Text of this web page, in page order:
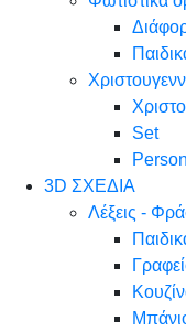
Set
3D ΣΧΕΔΙΑ
Λέξεις -